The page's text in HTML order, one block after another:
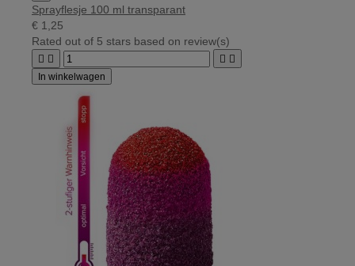
Sprayflesje 100 ml transparant
€ 1,25
Rated out of 5 stars based on review(s)
   
In winkelwagen